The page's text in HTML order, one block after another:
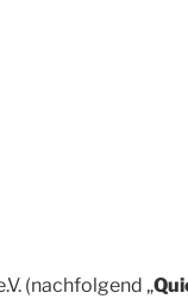
(nachfolgend „